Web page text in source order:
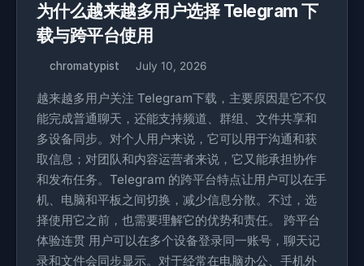
为什么越来越多用户选择 Telegram 下
载与跨平台使用
chromatypist July 10, 2026
越来越多用户关注 Telegram下载，主要原因是它不仅
能完成普通聊天，还能支持频道、群组、文件共享和
多设备同步。对个人用户来说，它可以用于沟通和获
取信息；对团队和内容运营者来说，它又能承担协作
和发布任务。Telegram 的跨平台特点让用户可以在手
机、电脑和平板之间切换，减少信息分散。不过，选
择使用它之前，也需要理解它的优势和责任。 跨平台
体验连贯 用户可以在多个设备登录同一账号，聊天记
录和文件会同步显示。对于经常在电脑办公、手机外